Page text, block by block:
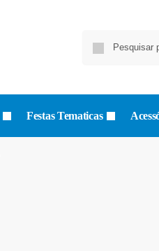
Festas Tematicas